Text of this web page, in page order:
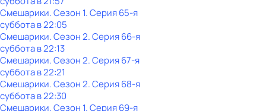
Смешарики. Сезон 1. Серия 65-я
субботав22:05
Смешарики. Сезон 2. Серия 66-я
субботав22:13
Смешарики. Сезон 2. Серия 67-я
субботав22:21
Смешарики. Сезон 2. Серия 68-я
субботав22:30
Смешарики. Сезон 1. Серия 69-я